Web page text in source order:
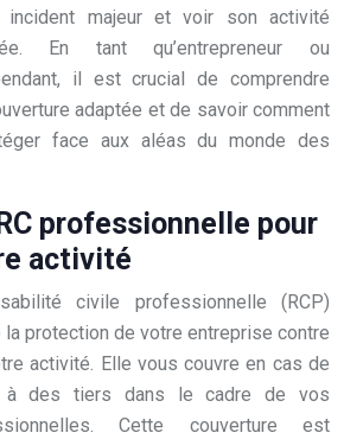
incident majeur et voir son activité
En tant qu’entrepreneur ou
il est crucial de comprendre
adaptée et de savoir comment
face aux aléas du monde des
professionnelle pour
activité
civile professionnelle (RCP)
protection de votre entreprise contre
activité. Elle vous couvre en cas de
à des tiers dans le cadre de vos
Cette couverture est